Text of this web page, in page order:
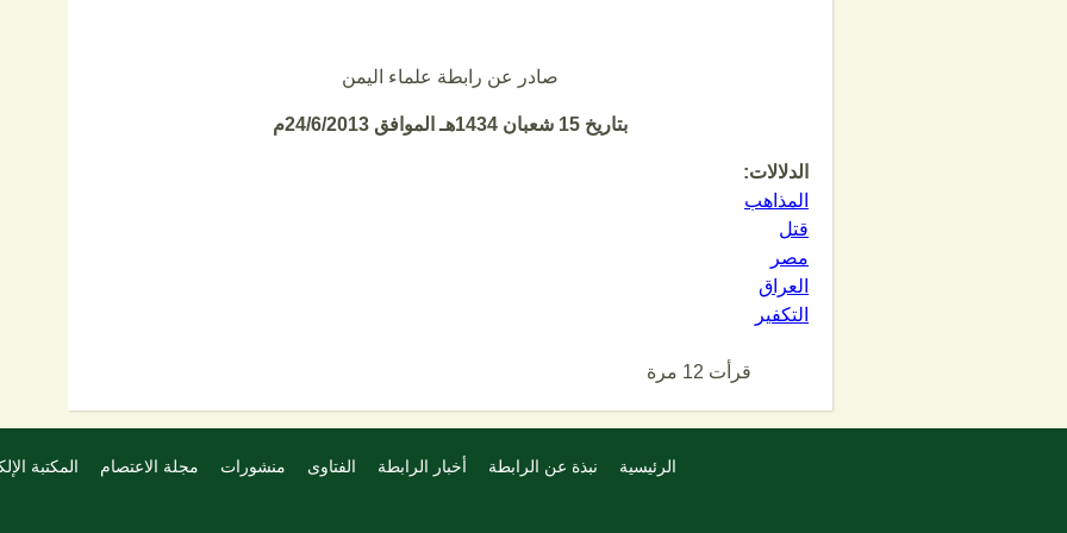
صادر عن رابطة علماء اليمن
بتاريخ 15 شعبان 1434هـ الموافق 24/6/2013م
الدلالات:
المذاهب
قتل
مصر
العراق
التكفير
قرأت 12 مرة
الرئيسية نبذة عن الرابطة أخبار الرابطة الفتاوى منشورات مجلة الاعتصام المكتبة